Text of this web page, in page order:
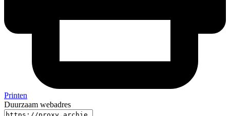
Printen
Duurzaam webadres